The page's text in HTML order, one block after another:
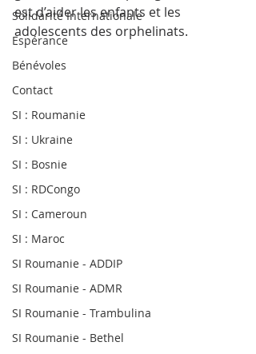
Solidarité Internationale
Espérance
Bénévoles
Contact
SI : Roumanie
SI : Ukraine
SI : Bosnie
SI : RDCongo
SI : Cameroun
SI : Maroc
SI Roumanie - ADDIP
SI Roumanie - ADMR
SI Roumanie - Trambulina
SI Roumanie - Bethel
est d’aider les enfants et les
adolescents des orphelinats.